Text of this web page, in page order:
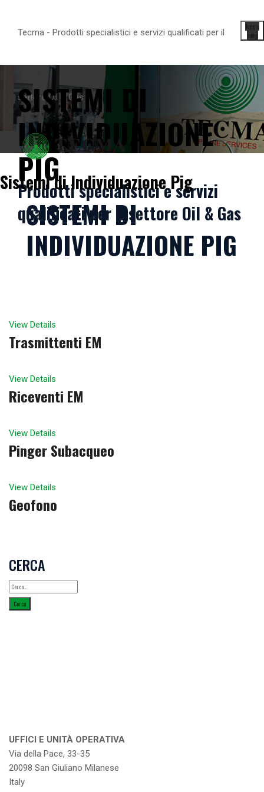
Tecma - Prodotti specialistici e servizi qualificati per il
settore Oil & Gas
Prodotti specialistici e servizi
qualificati per il settore Oil & Gas
Toggle
menu
SISTEMI DI
INDIVIDUAZIONE
PIG
Sistemi di Individuazione Pig
SISTEMI DI
INDIVIDUAZIONE PIG
View Details
Trasmittenti EM
View Details
Riceventi EM
View Details
Pinger Subacqueo
View Details
Geofono
CERCA
Ricerca
per:
UFFICI E UNITÀ OPERATIVA
Via della Pace, 33-35
20098 San Giuliano Milanese
Italy